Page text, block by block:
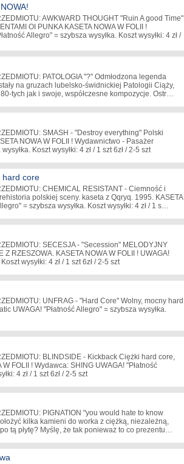
AWKWARD THOUGHT "Ruin A good Time"
OI PUNKA KASETA NOWA W FOLII !
Allegro" = szybsza wysyłka. Koszt wysyłki: 4 zł /
PATOLOGIA "?" Odmłodzona legenda
na gruzach lubelsko-świdnickiej Patologii Ciąży,
tych jak i swoje, współczesne kompozycje. Ostr…
SMASH - "Destroy everything" Polski
NOWA W FOLII ! Wydawnictwo - Pasażer
Koszt wysyłki: 4 zł / 1 szt 6zł / 2-5 szt
hard core
CHEMICAL RESISTANT - Ciemność i
polskiej sceny. kaseta z Qqryq. 1995. KASETA
= szybsza wysyłka. Koszt wysyłki: 4 zł / 1 s…
SECESJA - "Secession" MELODYJNY
RZESZOWA. KASETA NOWA W FOLII ! UWAGA!
wysyłki: 4 zł / 1 szt 6zł / 2-5 szt
UNFRAG - "Hard Core" Wolny, mocny hard
UWAGA! "Płatność Allegro" = szybsza wysyłka.
BLINDSIDE - Kickback Ciężki hard core,
FOLII ! Wydawca: SHING UWAGA! "Płatność
4 zł / 1 szt 6zł / 2-5 szt
PIGNATION "you would hate to know
kilka kamieni do worka z ciężką, niezależną,
tą płytę? Myślę, że tak ponieważ to co prezentu…